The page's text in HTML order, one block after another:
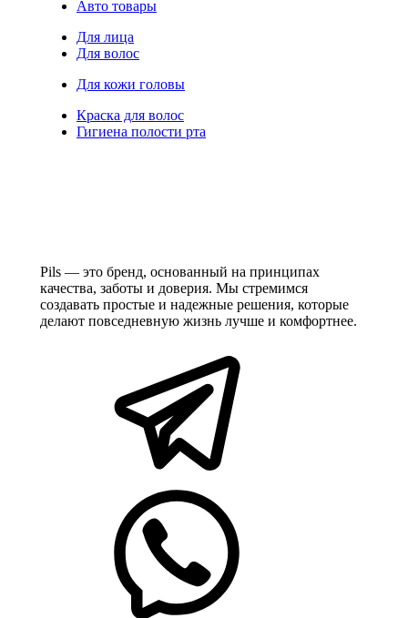
Авто товары
Для лица
Для волос
Для кожи головы
Краска для волос
Гигиена полости рта
Pils — это бренд, основанный на принципах
качества, заботы и доверия. Мы стремимся
создавать простые и надежные решения, которые
делают повседневную жизнь лучше и комфортнее.